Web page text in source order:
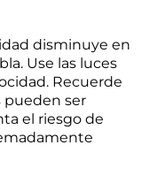
disminuye en
Use las luces
Recuerde
pueden ser
el riesgo de